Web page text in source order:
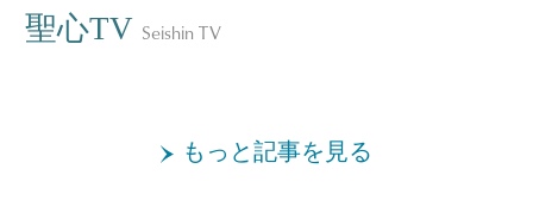
聖心TV Seishin TV
もっと記事を見る